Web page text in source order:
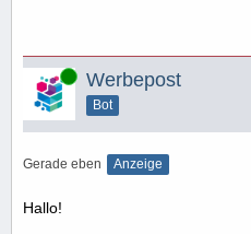
Online Werbepost
Bot
Gerade eben Anzeige
Hallo!